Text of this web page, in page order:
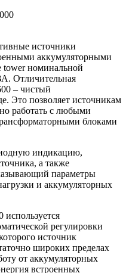
источники
аккумуляторными
tower номинальной
Отличительная
– чистый
Это позволяет источникам
работать с любыми
блоками
индикацию,
а также
параметры
и аккумуляторных
регулировки
источник
широких пределах
от аккумуляторных
встроенных